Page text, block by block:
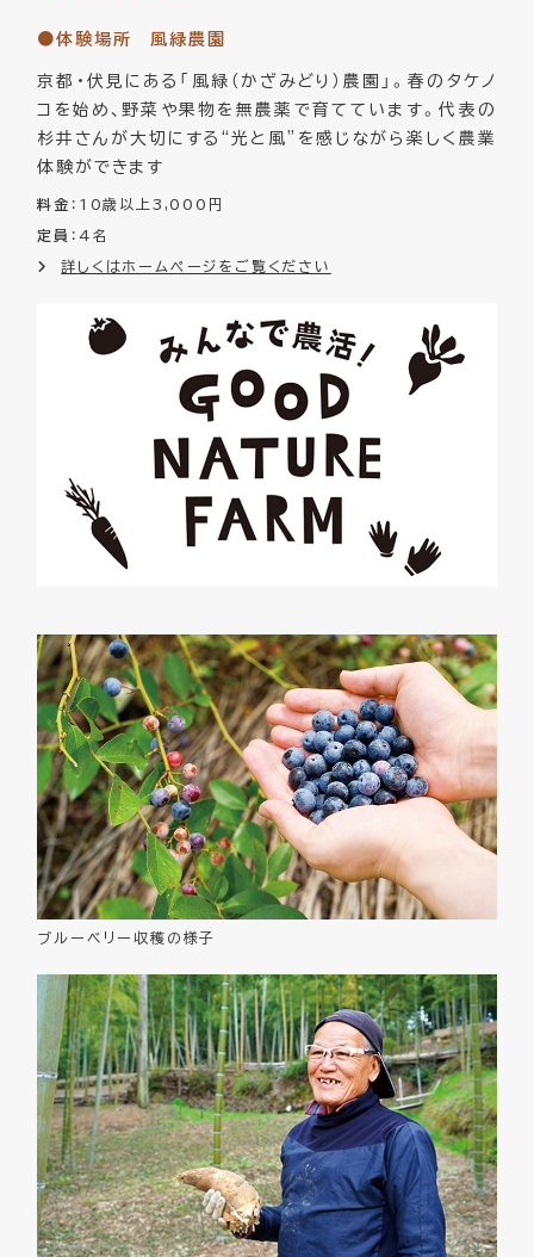
●体験場所 風緑農園
京都・伏見にある「風緑（かざみどり）農園」。春のタケノ
コを始め、野菜や果物を無農薬で育てています。代表の
杉井さんが大切にする“光と風”を感じながら楽しく農業
体験ができます
料金 ：10歳以上3,000円
定員 ：4名
詳しくはホームページをご覧ください
ブルーベリー収穫の様子